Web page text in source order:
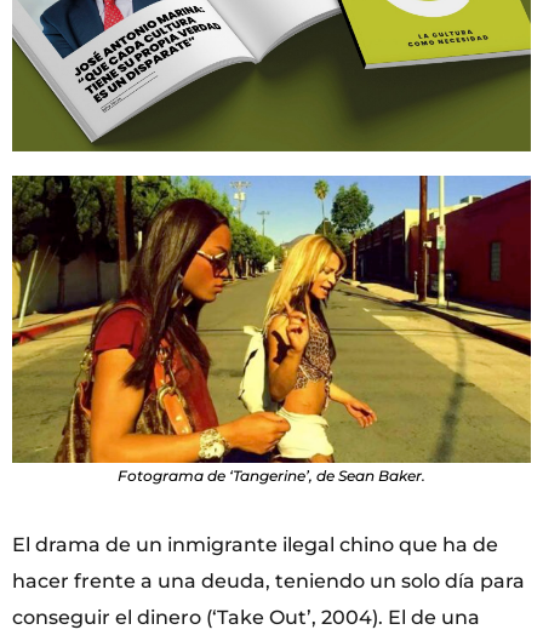
Fotograma de ‘Tangerine’, de Sean Baker.
El drama de un inmigrante ilegal chino que ha de
hacer frente a una deuda, teniendo un solo día para
conseguir el dinero (‘Take Out’, 2004). El de una